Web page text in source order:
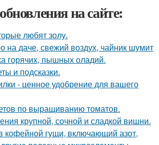
на сайте:
любят золу.
на даче, свежий воздух, чайник шумит
горячих, пышных оладий.
и подсказки.
- ценное удобрение для вашего
по выращиванию томатов.
крупной, сочной и сладкой вишни.
кофейной гущи, включающий азот,